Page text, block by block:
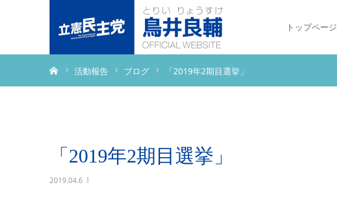
トップページ
活動報告 ブログ 「2019年2期目選挙」
「2019年2期目選挙」
2019.04.6